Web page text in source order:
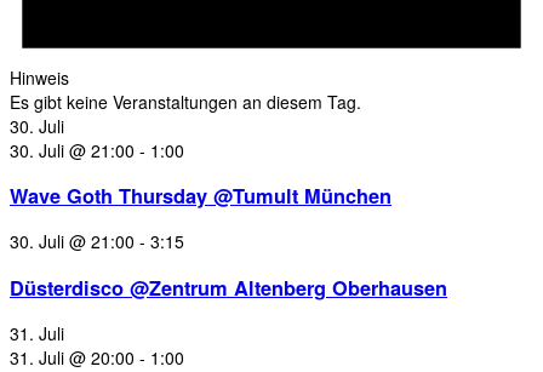
Hinweis
Es gibt keine Veranstaltungen an diesem Tag.
30. Juli
30. Juli @ 21:00 - 1:00
Wave Goth Thursday @Tumult München
30. Juli @ 21:00 - 3:15
Düsterdisco @Zentrum Altenberg Oberhausen
31. Juli
31. Juli @ 20:00 - 1:00